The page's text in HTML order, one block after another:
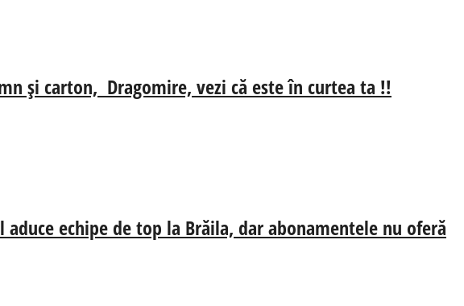
și carton, Dragomire, vezi că este în curtea ta !!
echipe de top la Brăila, dar abonamentele nu oferă